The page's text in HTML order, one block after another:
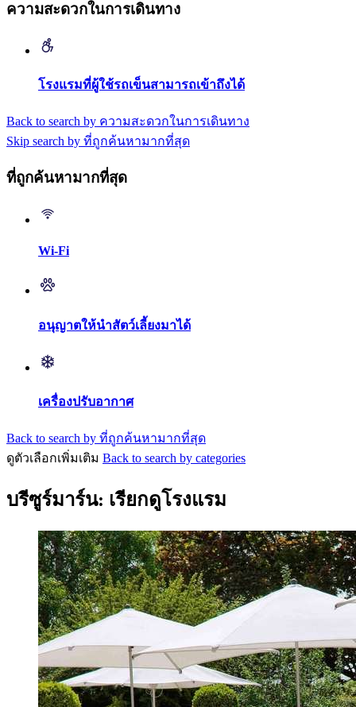
ความสะดวกในการเดินทาง
โรงแรมที่ผู้ใช้รถเข็นสามารถเข้าถึงได้
Back to search by ความสะดวกในการเดินทาง
Skip search by ที่ถูกค้นหามากที่สุด
ที่ถูกค้นหามากที่สุด
Wi-Fi
อนุญาตให้นำสัตว์เลี้ยงมาได้
เครื่องปรับอากาศ
Back to search by ที่ถูกค้นหามากที่สุด
ดูตัวเลือกเพิ่มเติม Back to search by categories
บรีซูร์มาร์น: เรียกดูโรงแรม